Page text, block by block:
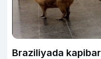
Braziliyada